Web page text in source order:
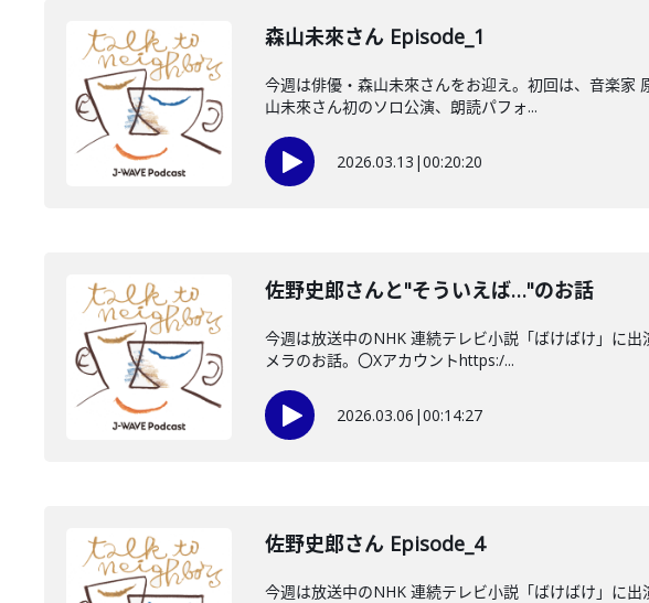
森山未來さん Episode_1
今週は俳優・森山未來さんをお迎え。初回は、音楽家
山未來さん初のソロ公演、朗読パフォ...
2026.03.13 |00:20:20
佐野史郎さんと"そういえば…"のお話
今週は放送中のNHK 連続テレビ小説「ばけばけ」に
メラのお話。〇Xアカウントhttps:/...
2026.03.06 |00:14:27
佐野史郎さん Episode_4
今週は放送中のNHK 連続テレビ小説「ばけばけ」に